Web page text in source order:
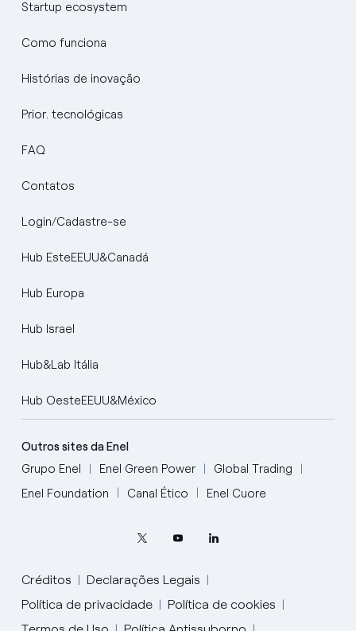
Startup ecosystem
Como funciona
Histórias de inovação
Prior. tecnológicas
FAQ
Contatos
Login/Cadastre-se
Hub EsteEEUU&Canadá
Hub Europa
Hub Israel
Hub&Lab Itália
Hub OesteEEUU&México
Outros sites da Enel
Grupo Enel
Enel Green Power
Global Trading
Enel Foundation
Canal Ético Enel Cuore
Créditos
Declarações Legais
Política de privacidade
Política de cookies